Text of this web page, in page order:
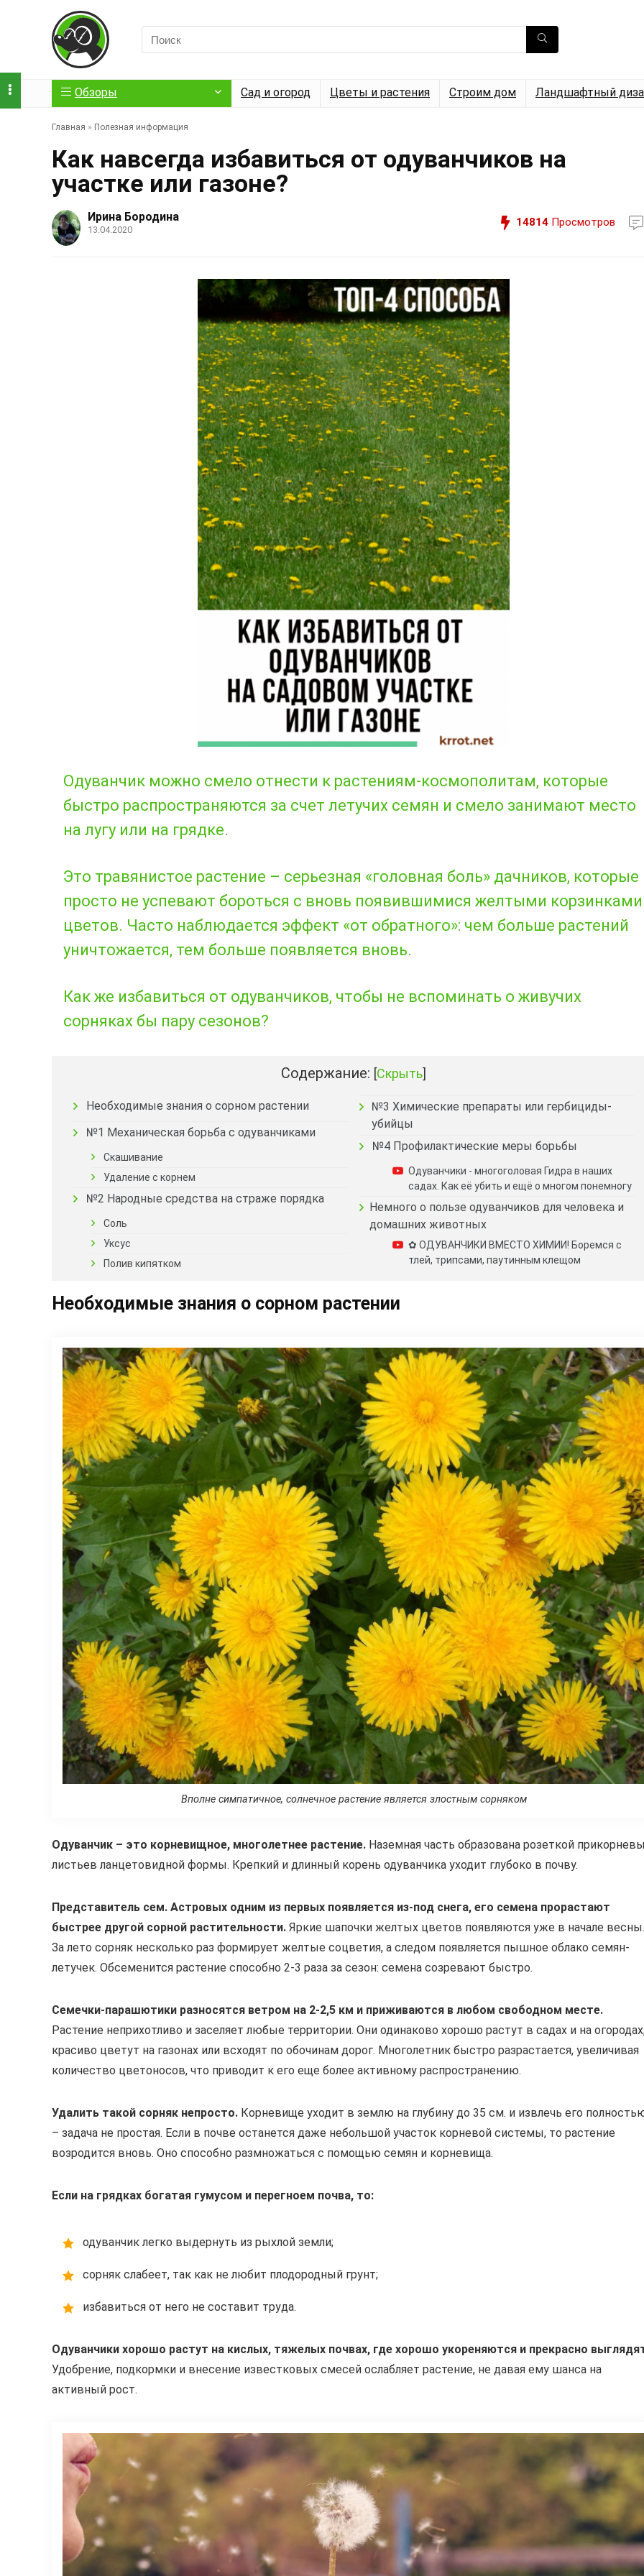
Обзоры Сад и огород Цветы и растения Строим дом Ландшафтный
Главная » Полезная информация
Как навсегда избавиться от одуванчиков на
участке или газоне?
Ирина Бородина
13.04.2020
14814 Просмотров
Одуванчик можно смело отнести к растениям-космополитам, которые
быстро распространяются за счет летучих семян и смело занимают место
на лугу или на грядке.
Это травянистое растение – серьезная «головная боль» дачников, которые
просто не успевают бороться с вновь появившимися желтыми корзинками
цветов. Часто наблюдается эффект «от обратного»: чем больше растений
уничтожается, тем больше появляется вновь.
Как же избавиться от одуванчиков, чтобы не вспоминать о живучих
сорняках бы пару сезонов?
Содержание: [Скрыть]
Необходимые знания о сорном растении
№1 Механическая борьба с одуванчиками
Скашивание
Удаление с корнем
№2 Народные средства на страже порядка
Соль
Уксус
Полив кипятком
№3 Химические препараты или гербициды-
убийцы
№4 Профилактические меры борьбы
Одуванчики - многоголовая Гидра в наших
садах. Как её убить и ещё о многом понемногу
Немного о пользе одуванчиков для человека и
домашних животных
✿ ОДУВАНЧИКИ ВМЕСТО ХИМИИ! Боремся с
тлей, трипсами, паутинным клещом
Необходимые знания о сорном растении
Вполне симпатичное, солнечное растение является злостным сорняком
Одуванчик – это корневищное, многолетнее растение. Наземная часть образована розеткой
листьев ланцетовидной формы. Крепкий и длинный корень одуванчика уходит глубоко в почву.
Представитель сем. Астровых одним из первых появляется из-под снега, его семена прорастают
быстрее другой сорной растительности. Яркие шапочки желтых цветов появляются уже в начале весны.
За лето сорняк несколько раз формирует желтые соцветия, а следом появляется пышное облако семян-
летучек. Обсеменится растение способно 2-3 раза за сезон: семена созревают быстро.
Семечки-парашютики разносятся ветром на 2-2,5 км и приживаются в любом свободном месте.
Растение неприхотливо и заселяет любые территории. Они одинаково хорошо растут в садах и на
красиво цветут на газонах или всходят по обочинам дорог. Многолетник быстро разрастается, увеличивая
количество цветоносов, что приводит к его еще более активному распространению.
Удалить такой сорняк непросто. Корневище уходит в землю на глубину до 35 см. и извлечь его
– задача не простая. Если в почве останется даже небольшой участок корневой системы, то растение
возродится вновь. Оно способно размножаться с помощью семян и корневища.
Если на грядках богатая гумусом и перегноем почва, то:
одуванчик легко выдернуть из рыхлой земли;
сорняк слабеет, так как не любит плодородный грунт;
избавиться от него не составит труда.
Одуванчики хорошо растут на кислых, тяжелых почвах, где хорошо укореняются и прекрасно
Удобрение, подкормки и внесение известковых смесей ослабляет растение, не давая ему шанса на
активный рост.